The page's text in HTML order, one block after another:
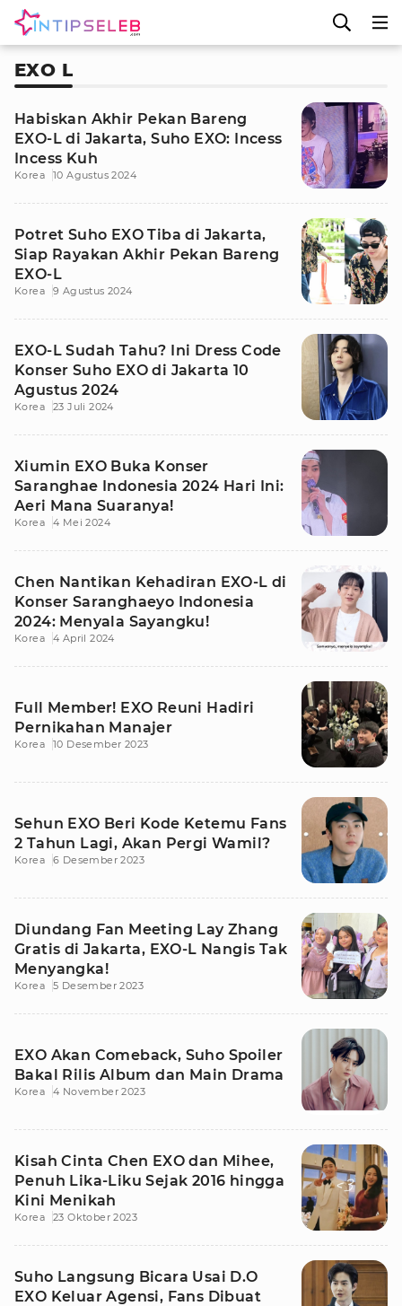
EXO L
Habiskan Akhir Pekan Bareng
EXO-L di Jakarta, Suho EXO: Incess
Incess Kuh
Korea 10 Agustus 2024
Potret Suho EXO Tiba di Jakarta,
Siap Rayakan Akhir Pekan Bareng
EXO-L
Korea 9 Agustus 2024
EXO-L Sudah Tahu? Ini Dress Code
Konser Suho EXO di Jakarta 10
Agustus 2024
Korea 23 Juli 2024
Xiumin EXO Buka Konser
Saranghae Indonesia 2024 Hari Ini:
Aeri Mana Suaranya!
Korea 4 Mei 2024
Chen Nantikan Kehadiran EXO-L di
Konser Saranghaeyo Indonesia
2024: Menyala Sayangku!
Korea 4 April 2024
Full Member! EXO Reuni Hadiri
Pernikahan Manajer
Korea 10 Desember 2023
Sehun EXO Beri Kode Ketemu Fans
2 Tahun Lagi, Akan Pergi Wamil?
Korea 6 Desember 2023
Diundang Fan Meeting Lay Zhang
Gratis di Jakarta, EXO-L Nangis Tak
Menyangka!
Korea 5 Desember 2023
EXO Akan Comeback, Suho Spoiler
Bakal Rilis Album dan Main Drama
Korea 4 November 2023
Kisah Cinta Chen EXO dan Mihee,
Penuh Lika-Liku Sejak 2016 hingga
Kini Menikah
Korea 23 Oktober 2023
Suho Langsung Bicara Usai D.O
EXO Keluar Agensi, Fans Dibuat